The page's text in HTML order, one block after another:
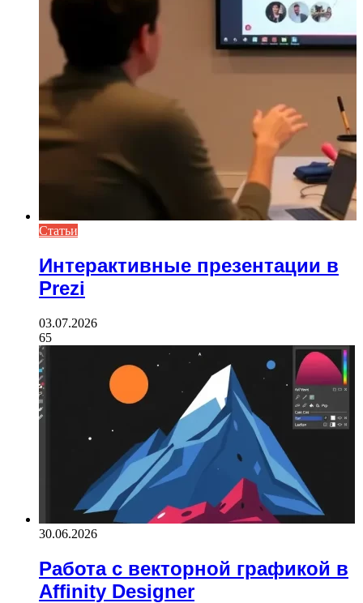
Статьи
Интерактивные презентации в
Prezi
03.07.2026
65
30.06.2026
Работа с векторной графикой в
Affinity Designer